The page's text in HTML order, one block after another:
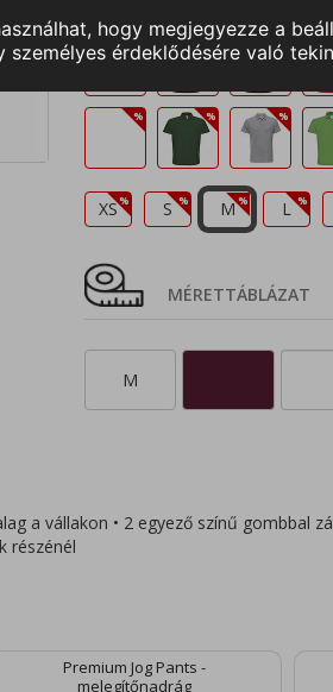
XS S M L
MÉRETTÁBLÁZAT
M
a vállakon • 2 egyező színű gombbal
részénél
Premium Jog Pants -
melegítőnadrág